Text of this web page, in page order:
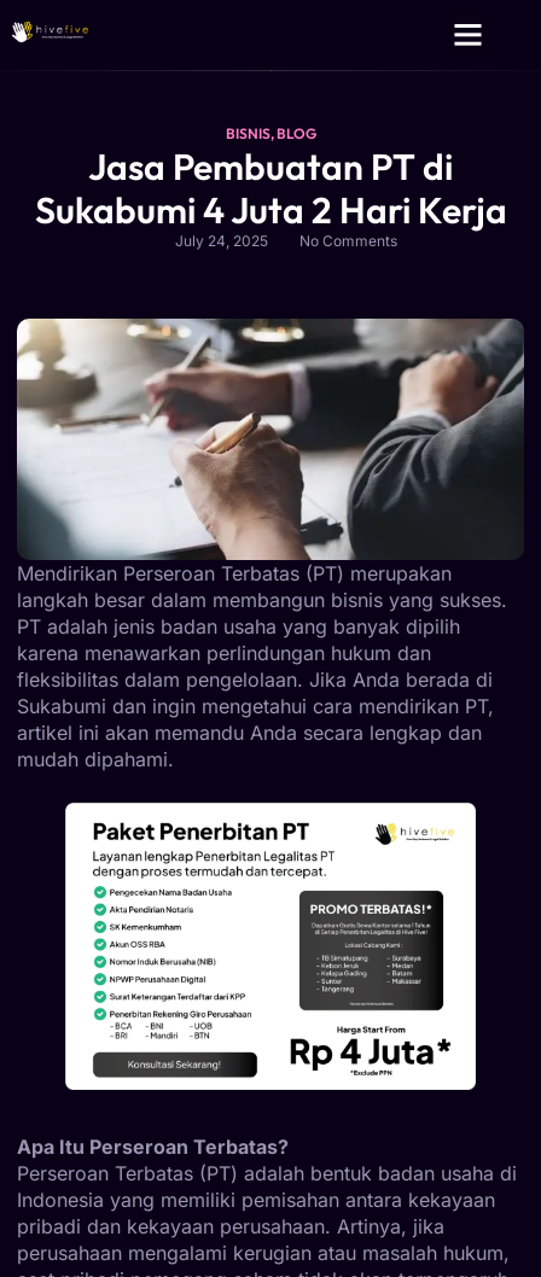
BISNIS,BLOG
Jasa Pembuatan PT di
Sukabumi 4 Juta 2 Hari Kerja
July 24, 2025 No Comments
Mendirikan Perseroan Terbatas (PT) merupakan
langkah besar dalam membangun bisnis yang sukses.
PT adalah jenis badan usaha yang banyak dipilih
karena menawarkan perlindungan hukum dan
fleksibilitas dalam pengelolaan. Jika Anda berada di
Sukabumi dan ingin mengetahui cara mendirikan PT,
artikel ini akan memandu Anda secara lengkap dan
mudah dipahami.
Apa Itu Perseroan Terbatas?
Perseroan Terbatas (PT) adalah bentuk badan usaha di
Indonesia yang memiliki pemisahan antara kekayaan
pribadi dan kekayaan perusahaan. Artinya, jika
perusahaan mengalami kerugian atau masalah hukum,